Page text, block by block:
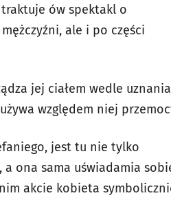
ów spektakl o
ale i po części
jej ciałem wedle uznania
względem niej
jest tu nie tylko
ona sama uświadamia
akcie kobieta